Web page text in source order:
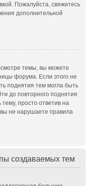
Пожалуйста, свяжитесь
дополнительной
темы, вы можете
форума. Если этого не
поднятия тем могла быть
до повторного поднятия
просто ответив на
не нарушаете правила
создаваемых тем